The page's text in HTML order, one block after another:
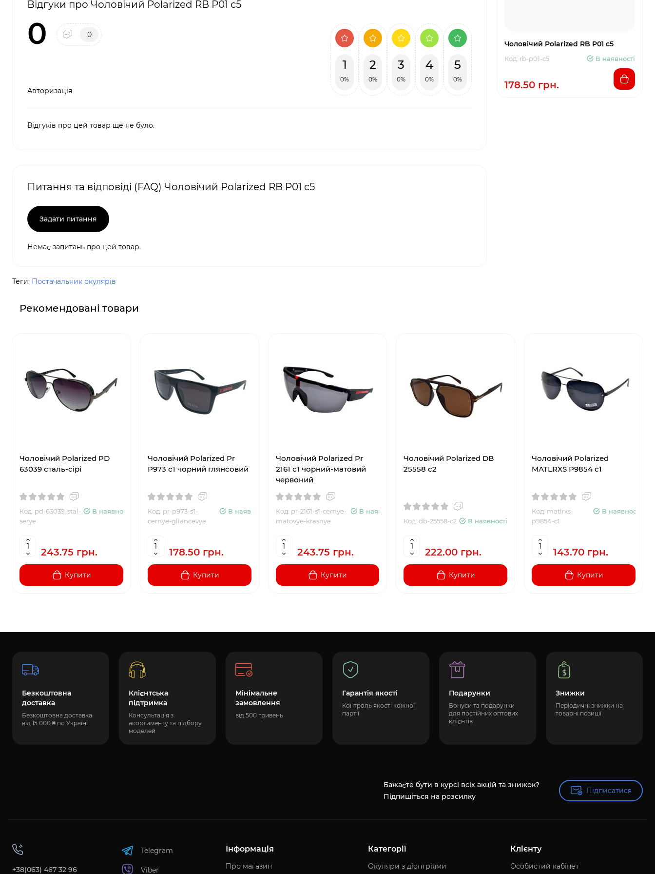
Відгуки про Чоловічий Polarized RB P01 c5
0 0
Авторизація
1
0%
2
0%
3
0%
4
0%
5
0%
Відгуків про цей товар ще не було.
Питання та відповіді (FAQ) Чоловічий Polarized RB P01 c5
Задати питання
Немає запитань про цей товар.
Чоловічий Polarized RB P01 c5
Код: rb-p01-c5 В наявності
178.50 грн.
Теги: Постачальник окулярів
Рекомендовані товари
Чоловічий Polarized PD
63039 сталь-сірі
Код: pd-63039-stal-
serye
В наявності
243.75 грн.
Купити
Чоловічий Polarized Pr
P973 с1 чорний глянсовий
Код: pr-p973-s1-
cernye-gliancevye
В наявності
178.50 грн.
Купити
Чоловічий Polarized Pr
2161 с1 чорний-матовий
червоний
Код: pr-2161-s1-cernye-
matovye-krasnye
В наявності
243.75 грн.
Купити
Чоловічий Polarized DB
25558 c2
Код: db-25558-c2 В наявності
222.00 грн.
Купити
Чоловічий Polarized
MATLRXS P9854 c1
Код: matlrxs-
p9854-c1
В наявності
143.70 грн.
Купити
Безкоштовна
доставка
Безкоштовна доставка
від 15 000 ₴ по Україні
Клієнтська
підтримка
Консультація з
асортименту та підбору
моделей
Мінімальне
замовлення
від 500 гривень
Гарантія якості
Контроль якості кожної
партії
Подарунки
Бонуси та подарунки
для постійних оптових
клієнтів
Знижки
Періодичні знижки на
товарні позиції
Бажаєте бути в курсі всіх акцій та знижок?
Підпишіться на розсилку
Підписатися
Підписатися
+38(063) 467 32 96
Telegram
Viber
Інформація
Про магазин
Категорії
Окуляри з діоптріями
Клієнту
Особистий кабінет